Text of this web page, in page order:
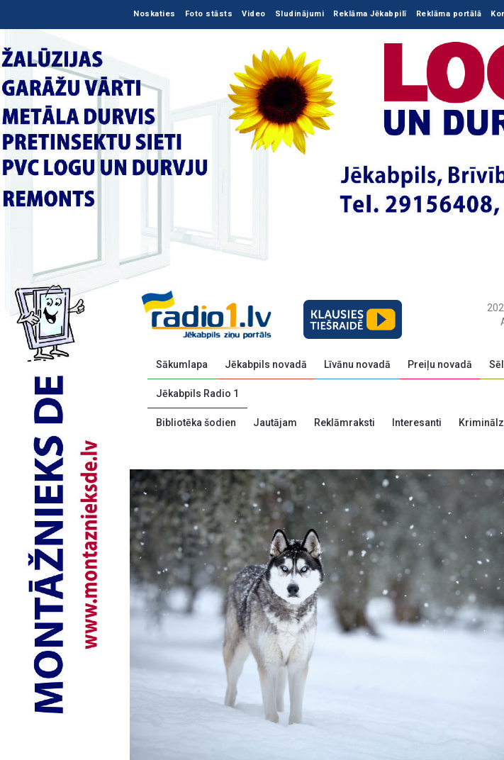
Noskaties Foto stāsts Video Sludinājumi Reklāma Jēkabpilī Reklāma portālā
Sākumlapa Jēkabpils novadā Līvānu novadā Preiļu novadā
Jēkabpils Radio 1
Bibliotēka šodien Jautājam Reklāmraksti Interesanti